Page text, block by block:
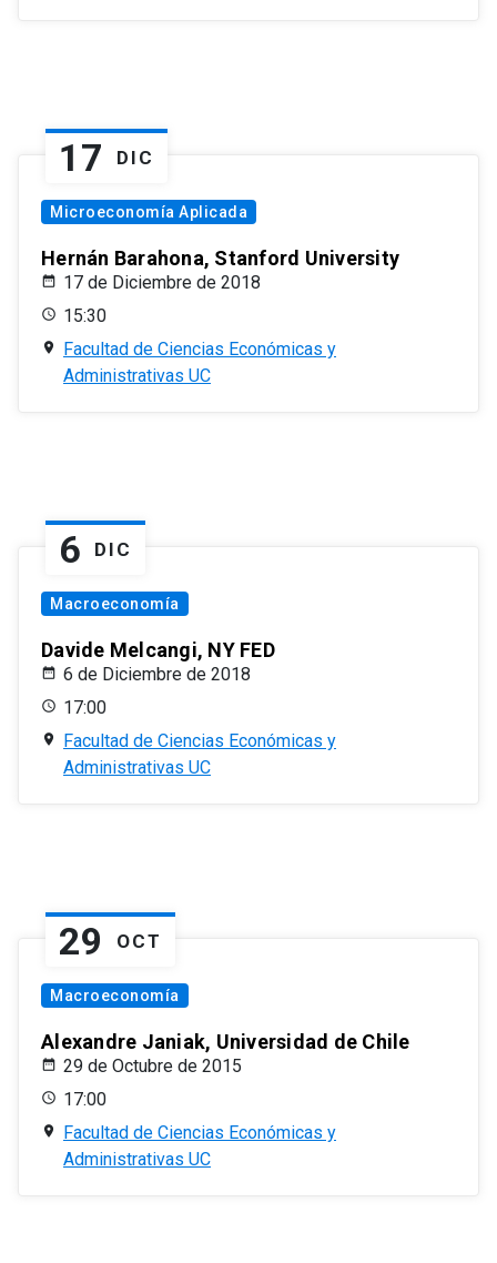
17 DIC
Microeconomía Aplicada
Hernán Barahona, Stanford University
17 de Diciembre de 2018
15:30
Facultad de Ciencias Económicas y
Administrativas UC
6 DIC
Macroeconomía
Davide Melcangi, NY FED
6 de Diciembre de 2018
17:00
Facultad de Ciencias Económicas y
Administrativas UC
29 OCT
Macroeconomía
Alexandre Janiak, Universidad de Chile
29 de Octubre de 2015
17:00
Facultad de Ciencias Económicas y
Administrativas UC